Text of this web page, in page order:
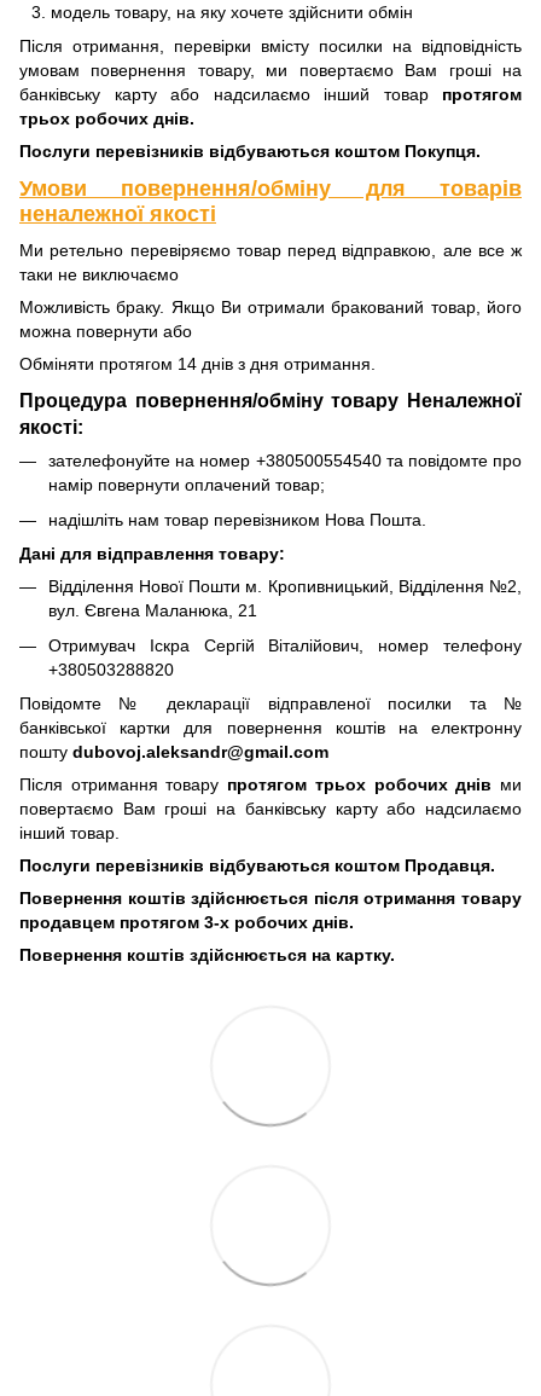
модель товару, на яку хочете здійснити обмін
Після отримання, перевірки вмісту посилки на відповідність
умовам повернення товару, ми повертаємо Вам гроші на
банківську карту або надсилаємо інший товар протягом
трьох робочих днів.
Послуги перевізників відбуваються коштом Покупця.
Умови повернення/обміну для товарів
неналежної якості
Ми ретельно перевіряємо товар перед відправкою, але все ж
таки не виключаємо
Можливість браку. Якщо Ви отримали бракований товар, його
можна повернути або
Обміняти протягом 14 днів з дня отримання.
Процедура повернення/обміну товару Неналежної
якості:
зателефонуйте на номер +380500554540 та повідомте про
намір повернути оплачений товар;
надішліть нам товар перевізником Нова Пошта.
Дані для відправлення товару:
Відділення Нової Пошти м. Кропивницький, Відділення №2,
вул. Євгена Маланюка, 21
Отримувач Іскра Сергій Віталійович, номер телефону
+380503288820
Повідомте № декларації відправленої посилки та №
банківської картки для повернення коштів на електронну
пошту dubovoj.aleksandr@gmail.com
Після отримання товару протягом трьох робочих днів ми
повертаємо Вам гроші на банківську карту або надсилаємо
інший товар.
Послуги перевізників відбуваються коштом Продавця.
Повернення коштів здійснюється після отримання товару
продавцем протягом 3-х робочих днів.
Повернення коштів здійснюється на картку.